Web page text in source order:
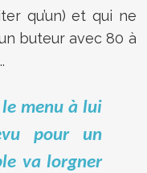
qu’un) et qui ne
buteur avec 80 à
menu à lui
pour un
va lorgner